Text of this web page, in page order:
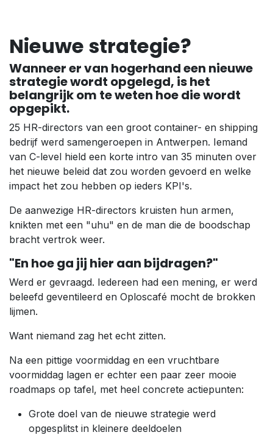
Nieuwe strategie?
Wanneer er van hogerhand een nieuwe
strategie wordt opgelegd, is het
belangrijk om te weten hoe die wordt
opgepikt.
25 HR-directors van een groot container- en shipping
bedrijf werd samengeroepen in Antwerpen. Iemand
van C-level hield een korte intro van 35 minuten over
het nieuwe beleid dat zou worden gevoerd en welke
impact het zou hebben op ieders KPI's.
De aanwezige HR-directors kruisten hun armen,
knikten met een "uhu" en de man die de boodschap
bracht vertrok weer.
"En hoe ga jij hier aan bijdragen?"
Werd er gevraagd. Iedereen had een mening, er werd
beleefd geventileerd en Oploscafé mocht de brokken
lijmen.
Want niemand zag het echt zitten.
Na een pittige voormiddag en een vruchtbare
voormiddag lagen er echter een paar zeer mooie
roadmaps op tafel, met heel concrete actiepunten:
Grote doel van de nieuwe strategie werd
opgesplitst in kleinere deeldoelen